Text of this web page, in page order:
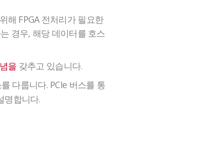
해 FPGA 전처리가 필요한
경우, 해당 데이터를 호스
을 갖추고 있습니다.
다룹니다. PCIe 버스를 통
명합니다.